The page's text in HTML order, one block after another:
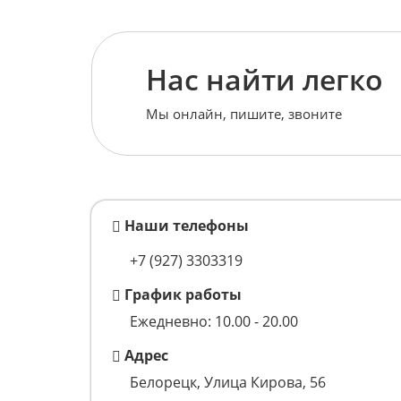
Нас найти легко
Мы онлайн, пишите, звоните
Наши телефоны
+7 (927) 3303319
График работы
Ежедневно: 10.00 - 20.00
Адрес
Белорецк, Улица Кирова, 56